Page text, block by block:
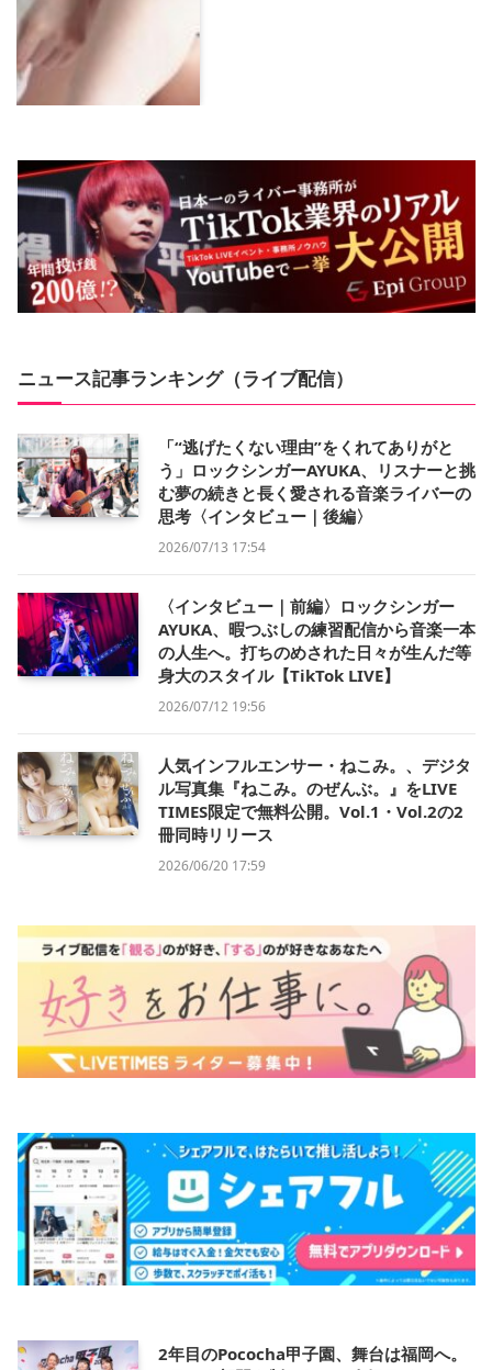
ニュース記事ランキング（ライブ配信）
「“逃げたくない理由”をくれてありがと
う」ロックシンガーAYUKA、リスナーと挑
む夢の続きと長く愛される音楽ライバーの
思考〈インタビュー｜後編〉
2026/07/13 17:54
〈インタビュー｜前編〉ロックシンガー
AYUKA、暇つぶしの練習配信から音楽一本
の人生へ。打ちのめされた日々が生んだ等
身大のスタイル【TikTok LIVE】
2026/07/12 19:56
人気インフルエンサー・ねこみ。、デジタ
ル写真集『ねこみ。のぜんぶ。』をLIVE
TIMES限定で無料公開。Vol.1・Vol.2の2
冊同時リリース
2026/06/20 17:59
2年目のPococha甲子園、舞台は福岡へ。